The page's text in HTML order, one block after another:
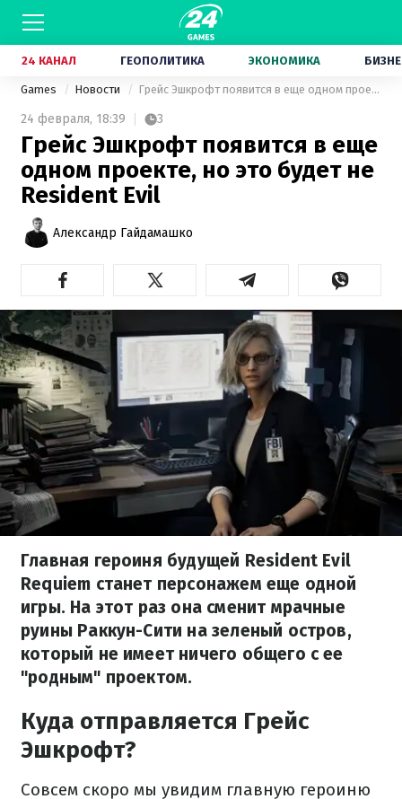
24 КАНАЛ ГЕОПОЛИТИКА ЭКОНОМИКА
Games Новости Грейс Эшкрофт появится в еще одном проекте, но это будет не Resident Evil
24 февраля, 18:39 3
Грейс Эшкрофт появится в еще
одном проекте, но это будет не
Resident Evil
Александр Гайдамашко
Главная героиня будущей Resident Evil
Requiem станет персонажем еще одной
игры. На этот раз она сменит мрачные
руины Раккун-Сити на зеленый остров,
который не имеет ничего общего с ее
"родным" проектом.
Куда отправляется Грейс
Эшкрофт?
Совсем скоро мы увидим главную героиню